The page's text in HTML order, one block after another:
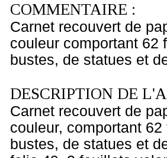
COMMENTAIRE :
Carnet recouvert de
couleur comportant 62
bustes, de statues et
DESCRIPTION DE
Carnet recouvert de
couleur, comportant
bustes, de statues et